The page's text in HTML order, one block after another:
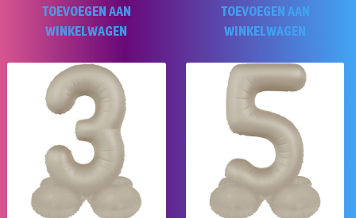
TOEVOEGEN AAN
WINKELWAGEN
TOEVOEGEN AAN
WINKELWAGEN